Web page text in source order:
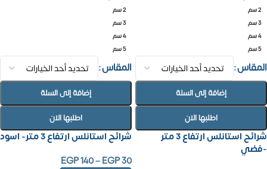
2 سم
3 سم
4 سم
5 سم
المقاس
إضافة إلى السلة
اطلبها الان
شرائح استانلس ارتفاع 3 متر
-فضي
2 سم
3 سم
4 سم
5 سم
المقاس
إضافة إلى السلة
اطلبها الان
شرائح استانلس ارتفاع 3 متر- اسود
EGP30
–
EGP140